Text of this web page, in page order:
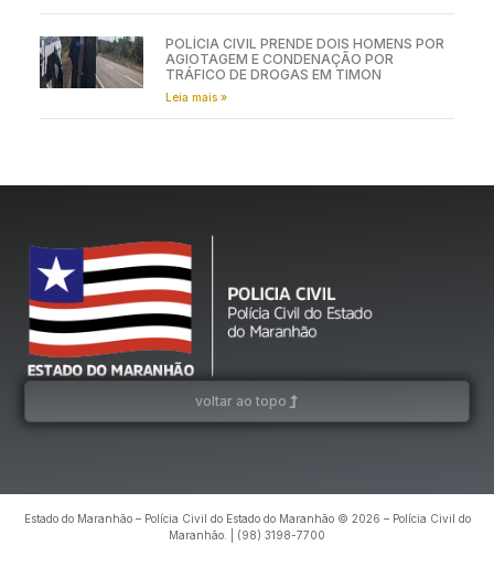
POLÍCIA CIVIL PRENDE DOIS HOMENS POR
AGIOTAGEM E CONDENAÇÃO POR
TRÁFICO DE DROGAS EM TIMON
Leia mais »
voltar ao topo
Estado do Maranhão – Polícia Civil do Estado do Maranhão © 2026 – Polícia Civil do
Maranhão. | (98) 3198-7700